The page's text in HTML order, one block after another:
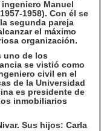
Manuel
1958). Con él se
segunda pareja
el máximo
organización.
uno de los
se vistió como
civil en el
de la Universidad
es presidente de
inmobiliarios
Sus hijos: Carla